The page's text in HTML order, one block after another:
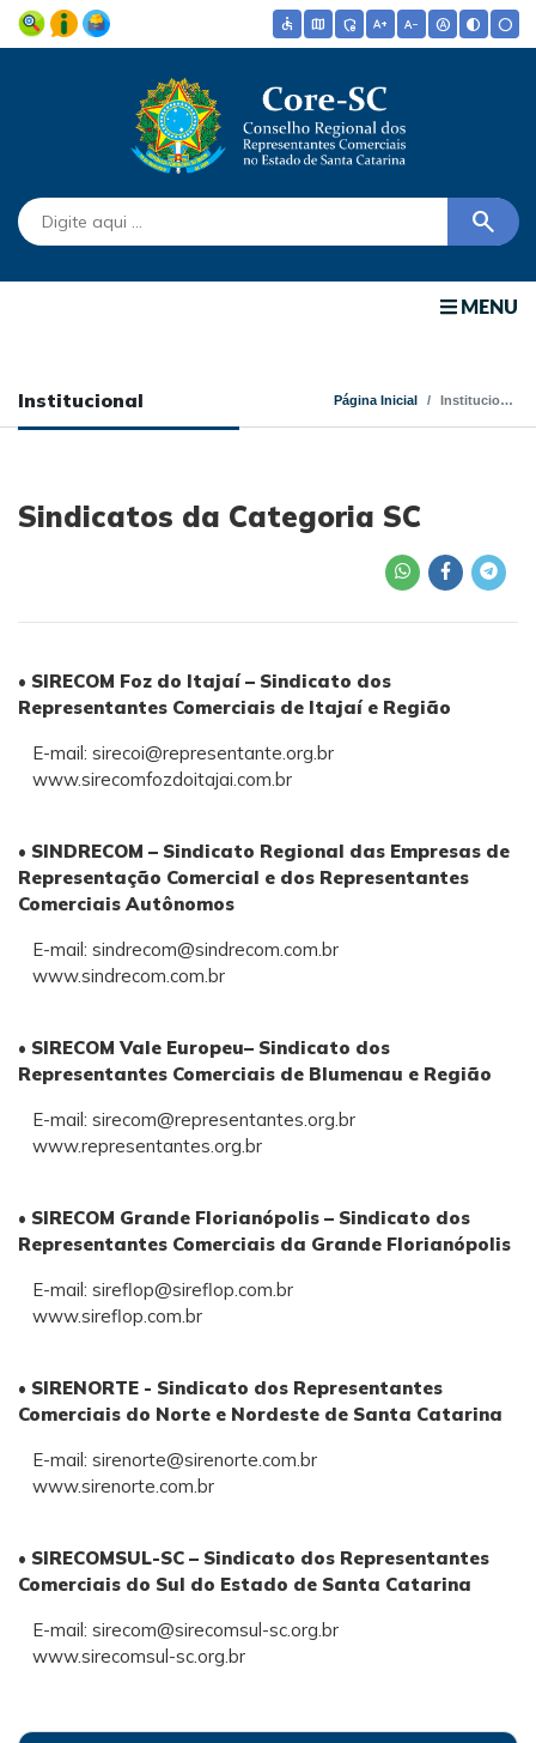
accessible map admin_panel_settings text_increase text_decrease hdr_auto contrast circle
search
MENU
Institucional Página Inicial Institucional
Sindicatos da Categoria SC
• SIRECOM Foz do Itajaí – Sindicato dos
Representantes Comerciais de Itajaí e Região
E-mail: sirecoi@representante.org.br
www.sirecomfozdoitajai.com.br
• SINDRECOM – Sindicato Regional das Empresas de
Representação Comercial e dos Representantes
Comerciais Autônomos
E-mail: sindrecom@sindrecom.com.br
www.sindrecom.com.br
• SIRECOM Vale Europeu– Sindicato dos
Representantes Comerciais de Blumenau e Região
E-mail: sirecom@representantes.org.br
www.representantes.org.br
• SIRECOM Grande Florianópolis – Sindicato dos
Representantes Comerciais da Grande Florianópolis
E-mail: sireflop@sireflop.com.br
www.sireflop.com.br
• SIRENORTE - Sindicato dos Representantes
Comerciais do Norte e Nordeste de Santa Catarina
E-mail: sirenorte@sirenorte.com.br
www.sirenorte.com.br
• SIRECOMSUL-SC – Sindicato dos Representantes
Comerciais do Sul do Estado de Santa Catarina
E-mail: sirecom@sirecomsul-sc.org.br
www.sirecomsul-sc.org.br